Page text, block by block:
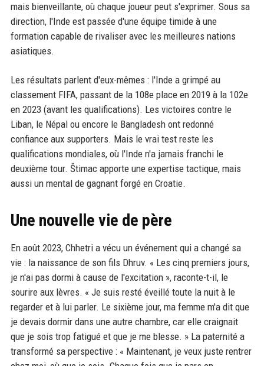
mais bienveillante, où chaque joueur peut s'exprimer. Sous sa
direction, l'Inde est passée d'une équipe timide à une
formation capable de rivaliser avec les meilleures nations
asiatiques.
Les résultats parlent d'eux-mêmes : l'Inde a grimpé au
classement FIFA, passant de la 108e place en 2019 à la 102e
en 2023 (avant les qualifications). Les victoires contre le
Liban, le Népal ou encore le Bangladesh ont redonné
confiance aux supporters. Mais le vrai test reste les
qualifications mondiales, où l'Inde n'a jamais franchi le
deuxième tour. Štimac apporte une expertise tactique, mais
aussi un mental de gagnant forgé en Croatie.
Une nouvelle vie de père
En août 2023, Chhetri a vécu un événement qui a changé sa
vie : la naissance de son fils Dhruv. « Les cinq premiers jours,
je n'ai pas dormi à cause de l'excitation », raconte-t-il, le
sourire aux lèvres. « Je suis resté éveillé toute la nuit à le
regarder et à lui parler. Le sixième jour, ma femme m'a dit que
je devais dormir dans une autre chambre, car elle craignait
que je sois trop fatigué et que je me blesse. » La paternité a
transformé sa perspective : « Maintenant, je veux juste rentrer